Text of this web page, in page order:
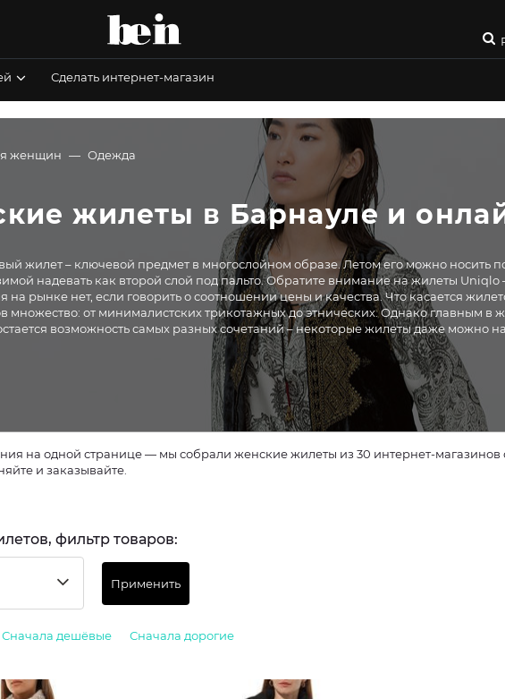
Сделать интернет-магазин
женщин Одежда
жилеты в Барнауле и
жилет – ключевой предмет в многослойном образе. Летом его можно носить
надевать как второй слой под пальто. Обратите внимание на жилеты Uniqlo
на рынке нет, если говорить о соотношении цены и качества. Что касается
множество: от минималистских трикотажных до этнических. Однако главным в
возможность самых разных сочетаний – некоторые жилеты даже можно
на одной странице — мы собрали женские жилеты из 30 интернет-магазинов
и заказывайте.
фильтр товаров:
Применить
Сначала дешёвые Сначала дорогие